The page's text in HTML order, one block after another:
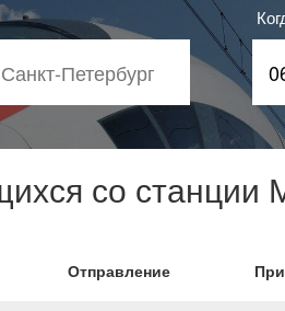
со станции
Отправление